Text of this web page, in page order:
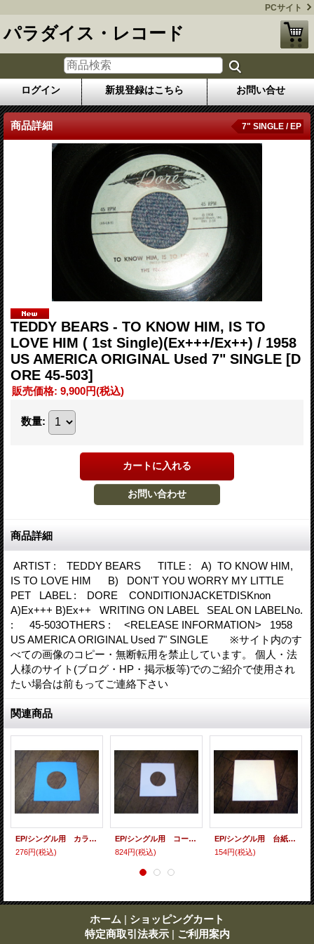
PCサイト
パラダイス・レコード
ログイン 新規登録はこちら お問い合せ
商品詳細 7" SINGLE / EP
TEDDY BEARS - TO KNOW HIM, IS TO
LOVE HIM ( 1st Single)(Ex+++/Ex++) / 1958
US AMERICA ORIGINAL Used 7" SINGLE [D
ORE 45-503]
販売価格: 9,900円(税込)
数量:
商品詳細
ARTIST : TEDDY BEARS TITLE : A) TO KNOW HIM,
IS TO LOVE HIM B) DON'T YOU WORRY MY LITTLE
PET LABEL : DORE CONDITIONJACKETDISKnon
A)Ex+++ B)Ex++ WRITING ON LABEL SEAL ON LABELNo.
: 45-503OTHERS : <RELEASE INFORMATION> 1958
US AMERICA ORIGINAL Used 7" SINGLE ※サイト内のす
べての画像のコピー・無断転用を禁止しています。 個人・法
人様のサイト(ブログ・HP・掲示板等)でのご紹介で使用され
たい場合は前もってご連絡下さい
関連商品
EP/シングル用 カラースリーヴ（全4色） 5枚セット (カラー指定してください）
276円(税込)
EP/シングル用 コート紙丸穴ジャケ （10枚セット）
824円(税込)
EP/シングル用 台紙 10枚セット
154円(税込)
ホーム | ショッピングカート
特定商取引法表示 | ご利用案内